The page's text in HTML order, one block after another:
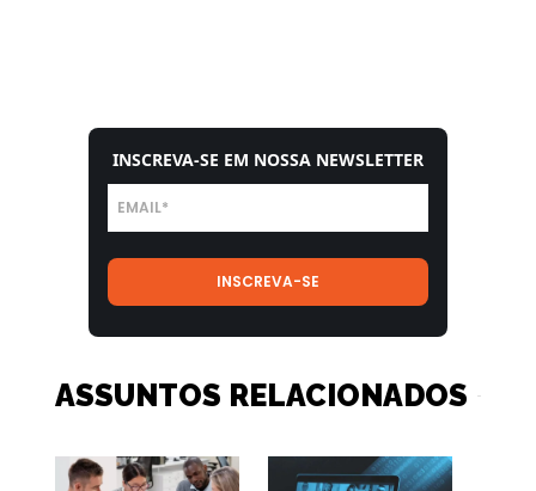
INSCREVA-SE EM NOSSA NEWSLETTER
ASSUNTOS RELACIONADOS